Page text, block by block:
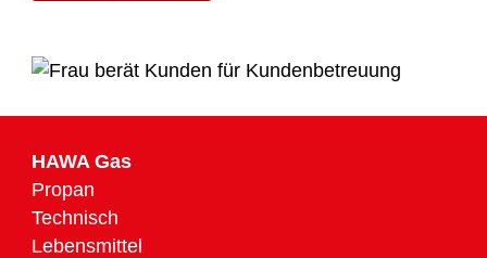
HAWA Gas
Propan
Technisch
Lebensmittel